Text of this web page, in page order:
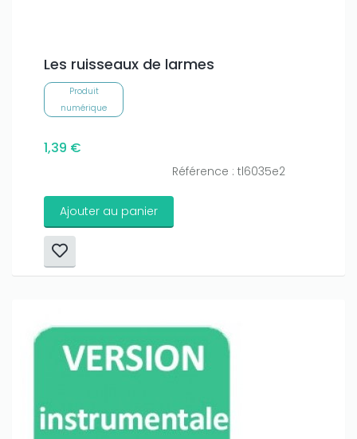
Les ruisseaux de larmes
Produit
numérique
1,39 €
Référence : tl6035e2
Ajouter au panier